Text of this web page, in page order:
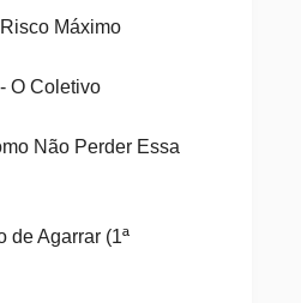
Máximo
O Coletivo
Não Perder Essa
de Agarrar (1ª